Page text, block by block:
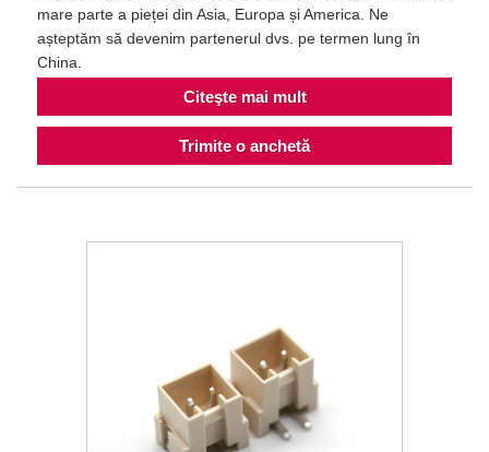
mare parte a pieței din Asia, Europa și America. Ne
așteptăm să devenim partenerul dvs. pe termen lung în
China.
Citeşte mai mult
Trimite o anchetă